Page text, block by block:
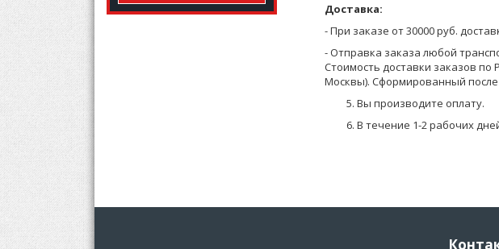
Рекомендовано при интенсивных
впитывающего влагу в
чувствовать себя комфортно
Женское термобелье серии
размещения в торговом зале.
Мы высылаем Вам бланки
Вы формируете заказ в
Уточняем детали оплаты
на оплату.
Вы производите оплату.
В течение 1-2 рабочих
Доставка:
- При заказе от 30000 руб.
- Отправка заказа любой
Стоимость доставки заказов по
Москвы). Сформированный